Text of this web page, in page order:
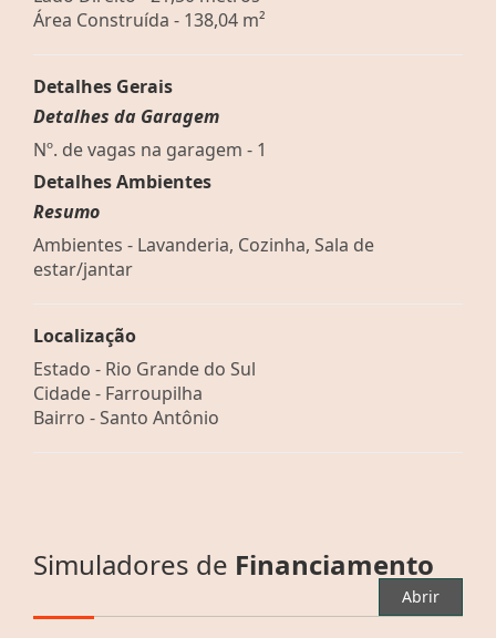
Área Construída - 138,04 m²
Detalhes Gerais
Detalhes da Garagem
Nº. de vagas na garagem - 1
Detalhes Ambientes
Resumo
Ambientes - Lavanderia, Cozinha, Sala de
estar/jantar
Localização
Estado - Rio Grande do Sul
Cidade - Farroupilha
Bairro -Santo Antônio
Simuladores de Financiamento
Abrir